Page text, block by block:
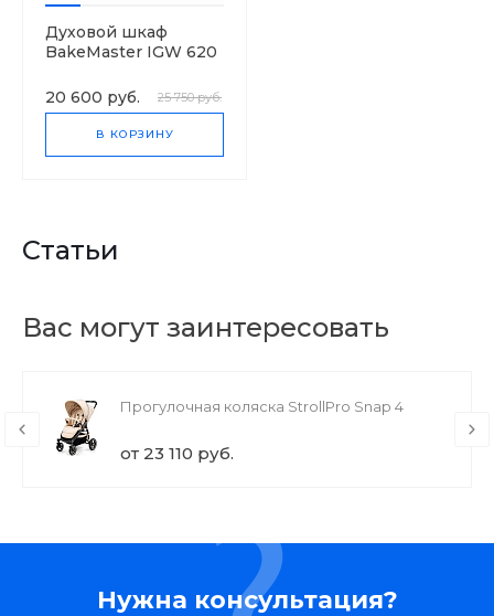
Духовой шкаф
BakeMaster IGW 620
20 600 руб.
25 750 руб.
В КОРЗИНУ
Статьи
Вас могут заинтересовать
Прогулочная коляска StrollPro Snap 4
от 23 110 руб.
Нужна консультация?